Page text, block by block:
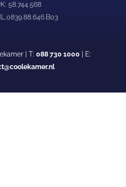
58.744.568
| T: 088 730 1000 | E: